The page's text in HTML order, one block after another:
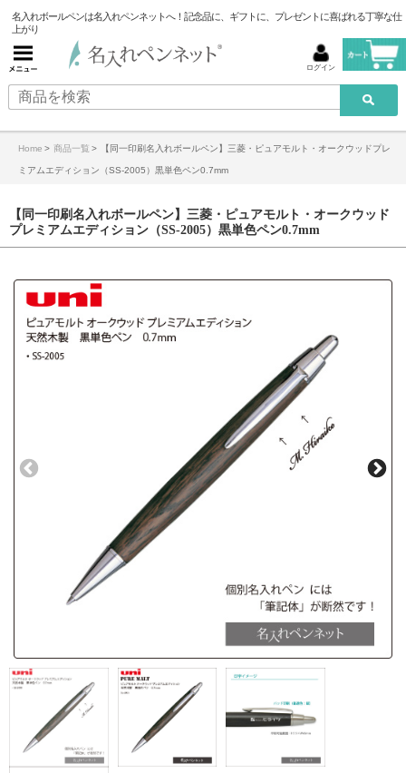
名入れボールペンは名入れペンネットへ！記念品に、ギフトに、プレゼントに喜ばれる丁寧な仕
上がり
ログイン
Home > 商品一覧 > 【同一印刷名入れボールペン】三菱・ピュアモルト・オークウッドプレ
ミアムエディション（SS-2005）黒単色ペン0.7mm
【同一印刷名入れボールペン】三菱・ピュアモルト・オークウッド
プレミアムエディション（SS-2005）黒単色ペン0.7mm